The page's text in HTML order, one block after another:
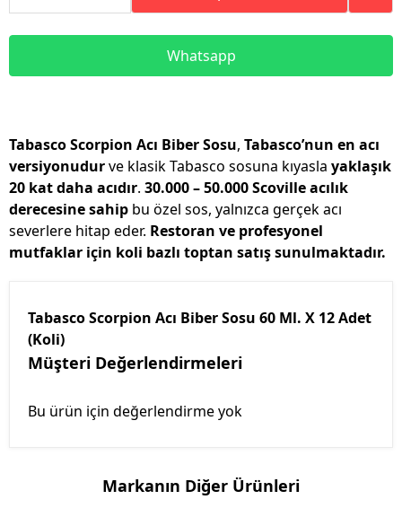
Whatsapp
Tabasco Scorpion Acı Biber Sosu, Tabasco’nun en acı
versiyonudurve klasik Tabasco sosuna kıyasla yaklaşık
20 kat daha acıdır. 30.000 – 50.000 Scoville acılık
derecesine sahip bu özel sos, yalnızca gerçek acı
severlere hitap eder. Restoran ve profesyonel
mutfaklar için koli bazlı toptan satış sunulmaktadır.
Tabasco Scorpion Acı Biber Sosu 60 Ml. X 12 Adet
(Koli)
Müşteri Değerlendirmeleri
Bu ürün için değerlendirme yok
Markanın Diğer Ürünleri